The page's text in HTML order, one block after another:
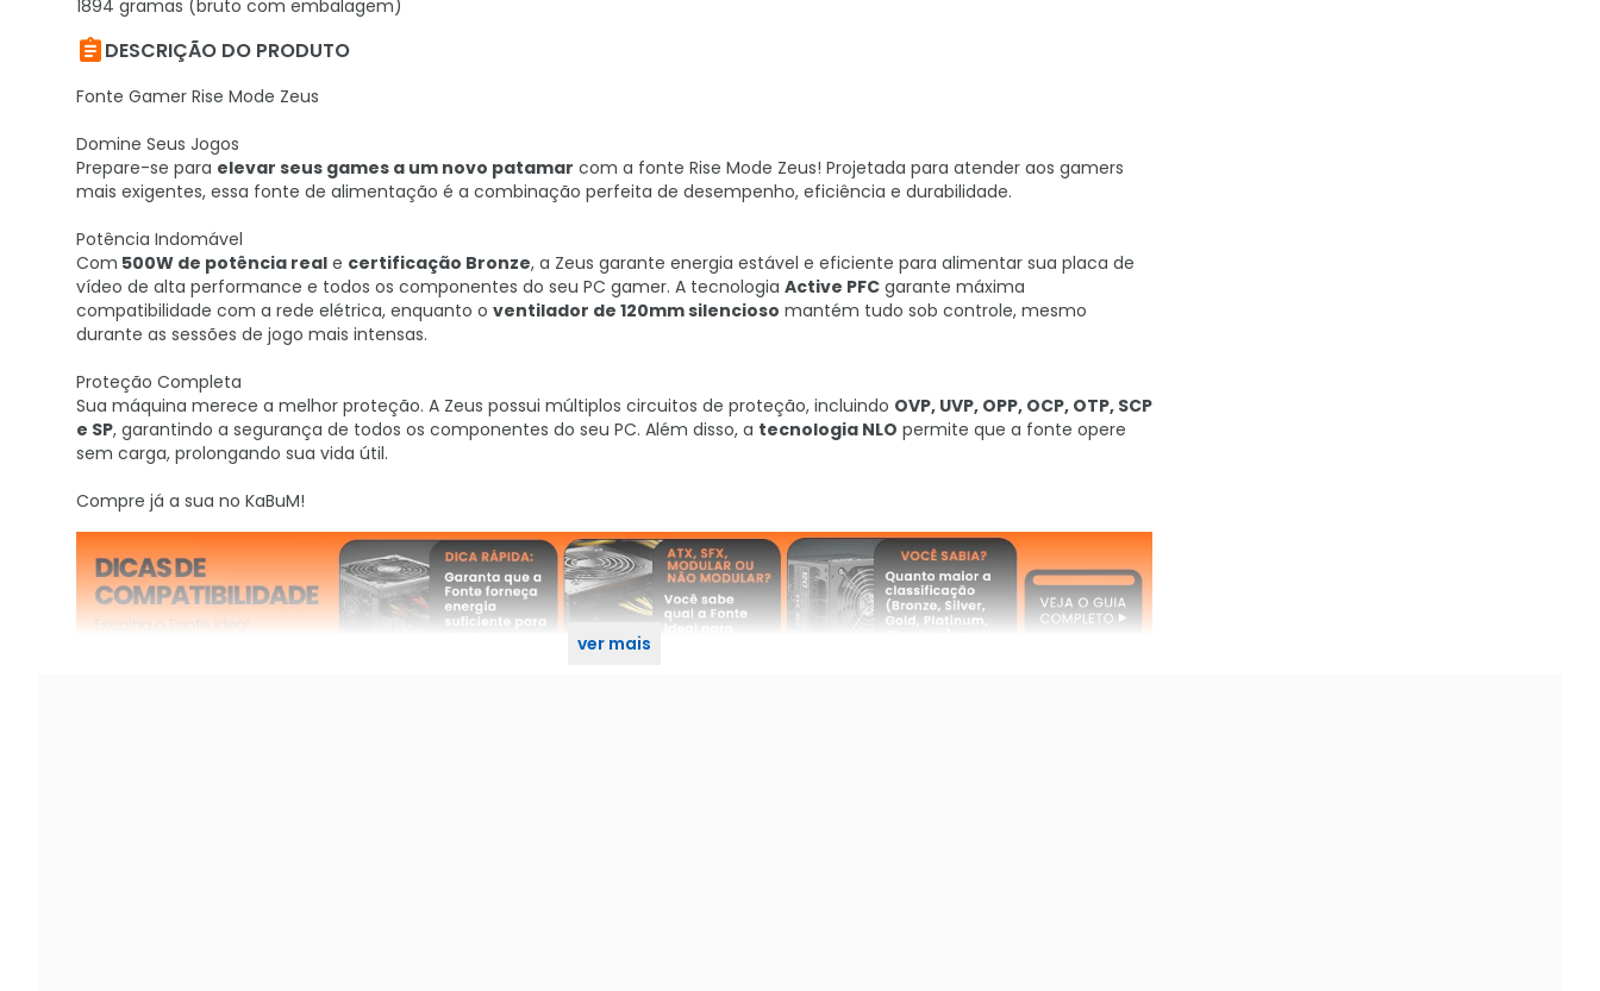
1894 gramas (bruto com embalagem)
DESCRIÇÃO DO PRODUTO
Fonte Gamer Rise Mode Zeus
Domine Seus Jogos
Prepare-se para elevar seus games a um novo patamar com a fonte Rise Mode Zeus! Projetada para atender aos gamers
mais exigentes, essa fonte de alimentação é a combinação perfeita de desempenho, eficiência e durabilidade.
Potência Indomável
Com 500W de potência real e certificação Bronze, a Zeus garante energia estável e eficiente para alimentar sua placa de
vídeo de alta performance e todos os componentes do seu PC gamer. A tecnologia Active PFC garante máxima
compatibilidade com a rede elétrica, enquanto o ventilador de 120mm silencioso mantém tudo sob controle, mesmo
durante as sessões de jogo mais intensas.
Proteção Completa
Sua máquina merece a melhor proteção. A Zeus possui múltiplos circuitos de proteção, incluindo OVP, UVP, OPP, OCP, OTP, SCP
e SP, garantindo a segurança de todos os componentes do seu PC. Além disso, a tecnologia NLO permite que a fonte opere
sem carga, prolongando sua vida útil.
Compre já a sua no KaBuM!
ver mais